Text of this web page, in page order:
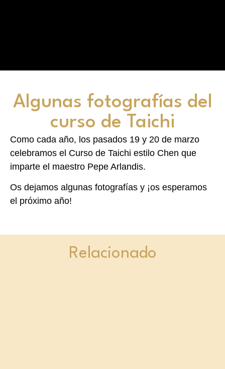
Algunas fotografías del
curso de Taichi
Como cada año, los pasados 19 y 20 de marzo
celebramos el Curso de Taichi estilo Chen que
imparte el maestro Pepe Arlandis.
Os dejamos algunas fotografías y ¡os esperamos
el próximo año!
Relacionado